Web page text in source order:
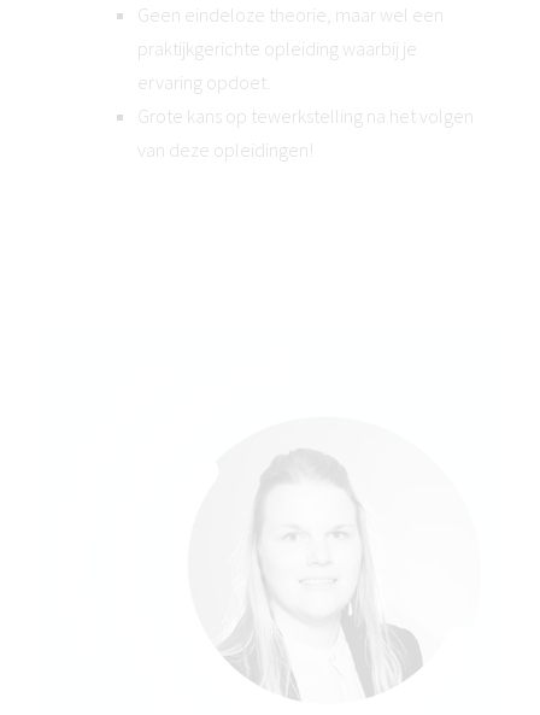
Geen eindeloze theorie, maar wel een
praktijkgerichte opleiding waarbij je
ervaring opdoet.
Grote kans op tewerkstelling na het volgen
van deze opleidingen!